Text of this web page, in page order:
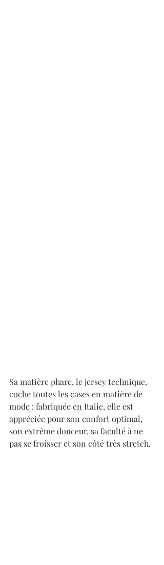
Sa matière phare, le jersey technique,
coche toutes les cases en matière de
mode : fabriquée en Italie, elle est
appréciée pour son confort optimal,
son extrême douceur, sa faculté à ne
pas se froisser et son côté très stretch.